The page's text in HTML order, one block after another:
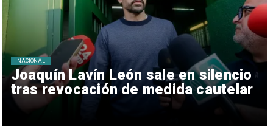
Joaquín Lavín León sale en silencio
tras revocación de medida cautelar
NACIONAL